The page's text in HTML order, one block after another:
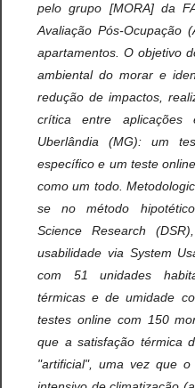
pelo grupo [MORA] da
Avaliação Pós-Ocupação
apartamentos. O objetivo
ambiental do morar e
redução de impactos,
crítica entre aplicações
Uberlândia (MG): um
específico e um teste
como um todo.
se no método
Science Research
usabilidade via System
com 51 unidades
térmicas e de umidade
testes online com 150
que a satisfação térmica
"artificial", uma vez que